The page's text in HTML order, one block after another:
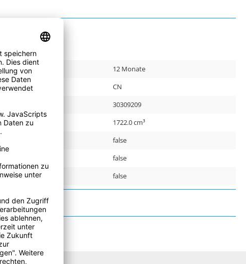
12 Monate
CN
30309209
1722.0 cm³
false
false
false